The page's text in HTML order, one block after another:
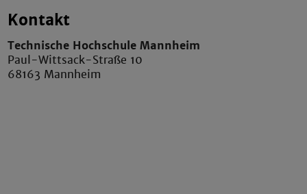
Kontakt
Technische Hochschule Mannheim
Paul-Wittsack-Straße 10
68163 Mannheim